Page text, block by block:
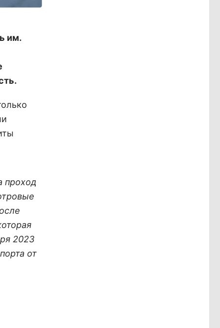
им.
проход
2023
от